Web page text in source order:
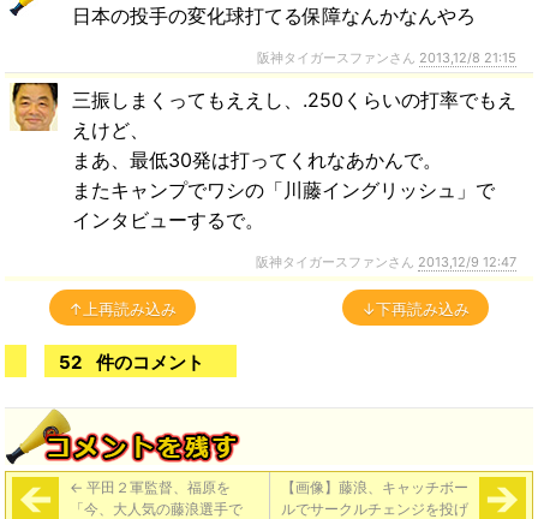
日本の投手の変化球打てる保障なんかなんやろ
阪神タイガースファンさん 2013,12/8 21:15
三振しまくってもええし、.250くらいの打率でもえ
えけど、
まあ、最低30発は打ってくれなあかんで。
またキャンプでワシの「川藤イングリッシュ」で
インタビューするで。
阪神タイガースファンさん 2013,12/9 12:47
↑上再読み込み ↓下再読み込み
52 件のコメント
← 平田２軍監督、福原を
「今、大人気の藤浪選手で
【画像】藤浪、キャッチボー
ルでサークルチェンジを投げ